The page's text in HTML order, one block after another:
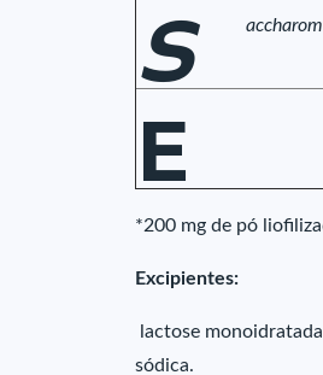
S
E
*200 mg de pó
Excipientes:
lactose
sódica.